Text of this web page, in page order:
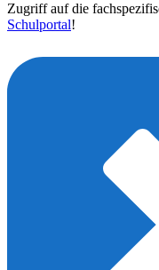
Zugriff auf die
Schulportal!